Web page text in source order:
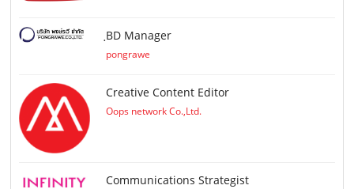
ฺBD Manager
pongrawe
Creative Content Editor
Oops network Co.,Ltd.
Communications Strategist